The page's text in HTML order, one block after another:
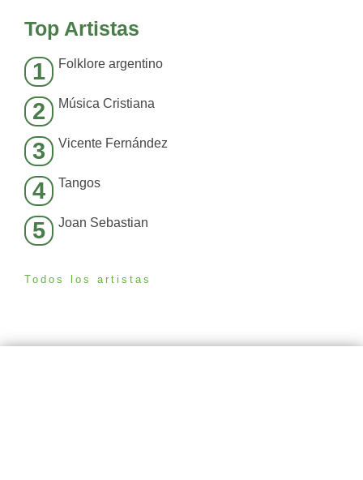
Top Artistas
1 Folklore argentino
2 Música Cristiana
3 Vicente Fernández
4 Tangos
5 Joan Sebastian
Todos los artistas